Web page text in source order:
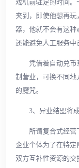
戏机前驻足的时间
夹到，即使他想再
器，他就不会有这
还能避免人工服务中
凭借着自动兑币
制营业，可换不同地
的魔咒。
3、异业结盟将
所谓复合式经营
企业个体为了在特定
双方互补性资源的